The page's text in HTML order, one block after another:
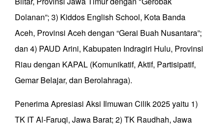
Dolanan”; 3) Kiddos English School, Kota Banda
Aceh, Provinsi Aceh dengan “Gerai Buah Nusantara”;
dan 4) PAUD Arini, Kabupaten Indragiri Hulu, Provinsi
Riau dengan KAPAL (Komunikatif, Aktif, Partisipatif,
Gemar Belajar, dan Berolahraga).
Penerima Apresiasi Aksi Ilmuwan Cilik 2025 yaitu 1)
TK IT Al-Faruqi, Jawa Barat; 2) TK Raudhah, Jawa